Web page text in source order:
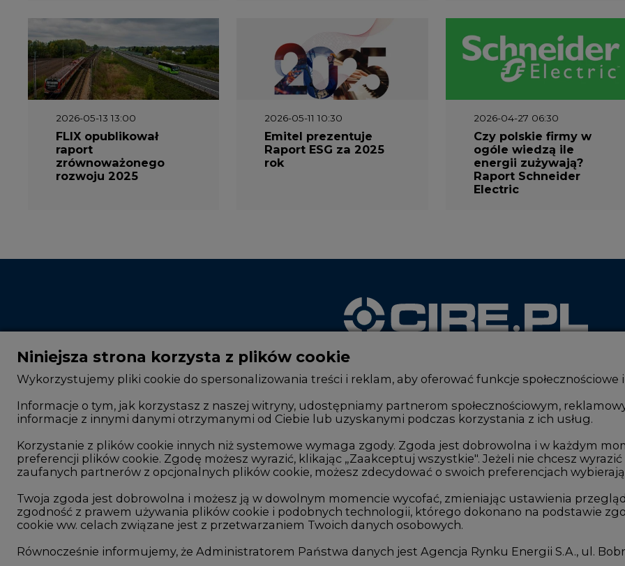
2026-05-13 13:00
FLIX opublikował
raport
zrównoważonego
rozwoju 2025
2026-05-11 10:30
Emitel prezentuje
Raport ESG za 2025
rok
2026-04-27 06:30
Czy polskie firmy w
ogóle wiedzą ile
energii zużywają?
Raport Schneider
Electric
CIRE - kim jesteśmy
Reklamuj się na CIRE
Patronat medialny CIRE
ARE - wydawca portalu CIRE
Zasady korzystania z portalu
Rok 2025 na CIRE
Rok 2024 na CIRE
Rok 2023 na CIRE
Rok 2022 na CIRE
RODO
Komentarze rynkowe
Zmiany kadrowe na rynku
Studio CIRE
Rozmowy o energetyce
Gospodarka
Geopolityka
Innowacje
Handel
Górnictwo
Niniejsza strona korzysta z plików cookie
Wykorzystujemy pliki cookie do spersonalizowania treści i reklam, aby oferować funkcje
Informacje o tym, jak korzystasz z naszej witryny, udostępniamy partnerom społecznościowym,
informacje z innymi danymi otrzymanymi od Ciebie lub uzyskanymi podczas korzystania z ich usług.
Korzystanie z plików cookie innych niż systemowe wymaga zgody. Zgoda jest dobrowolna i w każdym
preferencji plików cookie. Zgodę możesz wyrazić, klikając „Zaakceptuj wszystkie". Jeżeli nie chcesz
zaufanych partnerów z opcjonalnych plików cookie, możesz zdecydować o swoich preferencjach
Twoja zgoda jest dobrowolna i możesz ją w dowolnym momencie wycofać, zmieniając ustawienia
zgodność z prawem używania plików cookie i podobnych technologii, którego dokonano na podstawie
cookie ww. celach związane jest z przetwarzaniem Twoich danych osobowych.
Równocześnie informujemy, że Administratorem Państwa danych jest Agencja Rynku Energii S.A., ul.